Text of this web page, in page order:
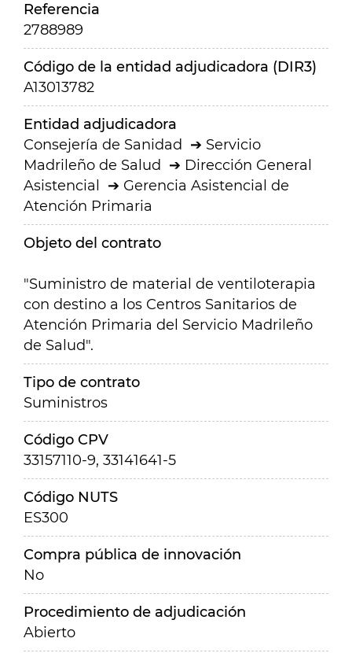
Referencia
2788989
Código de la entidad adjudicadora (DIR3)
A13013782
Entidad adjudicadora
Consejería de Sanidad
Servicio
Madrileño de Salud
Dirección General
Asistencial
Gerencia Asistencial de
Atención Primaria
Objeto del contrato
"Suministro de material de ventiloterapia
con destino a los Centros Sanitarios de
Atención Primaria del Servicio Madrileño
de Salud".
Tipo de contrato
Suministros
Código CPV
33157110-9, 33141641-5
Código NUTS
ES300
Compra pública de innovación
No
Procedimiento de adjudicación
Abierto